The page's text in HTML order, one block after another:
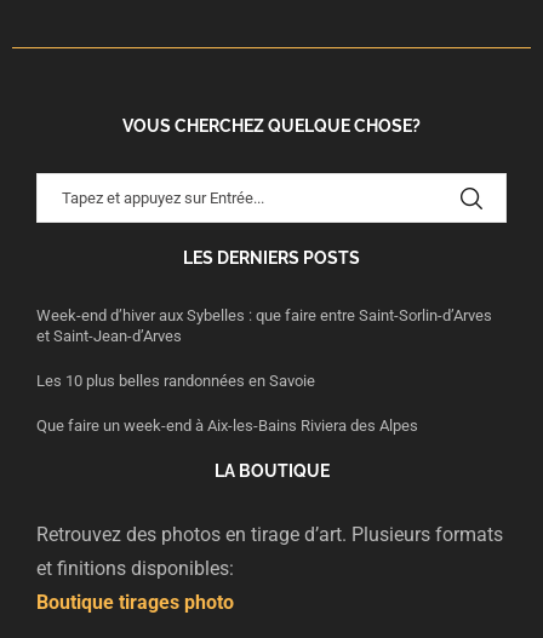
VOUS CHERCHEZ QUELQUE CHOSE?
LES DERNIERS POSTS
Week-end d’hiver aux Sybelles : que faire entre Saint-Sorlin-d’Arves
et Saint-Jean-d’Arves
Les 10 plus belles randonnées en Savoie
Que faire un week-end à Aix-les-Bains Riviera des Alpes
LA BOUTIQUE
Retrouvez des photos en tirage d’art. Plusieurs formats
et finitions disponibles:
Boutique tirages photo